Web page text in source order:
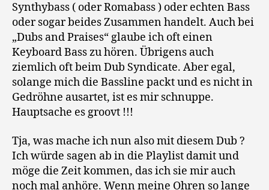
Synthybass ( oder Romabass ) oder echten Bass
oder sogar beides Zusammen handelt. Auch bei
„Dubs and Praises“ glaube ich oft einen
Keyboard Bass zu hören. Übrigens auch
ziemlich oft beim Dub Syndicate. Aber egal,
solange mich die Bassline packt und es nicht in
Gedröhne ausartet, ist es mir schnuppe.
Hauptsache es groovt !!!
Tja, was mache ich nun also mit diesem Dub ?
Ich würde sagen ab in die Playlist damit und
möge die Zeit kommen, das ich sie mir auch
noch mal anhöre. Wenn meine Ohren so lange